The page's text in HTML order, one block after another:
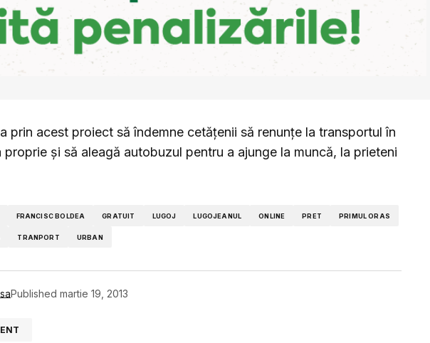
prin acest proiect să îndemne cetățenii să renunțe la transportul în
proprie și să aleagă autobuzul pentru a ajunge la muncă, la prieteni
FRANCISC BOLDEA GRATUIT LUGOJ LUGOJEANUL ONLINE PRET PRIMUL ORAS
TRANPORT URBAN
Published martie 19, 2013